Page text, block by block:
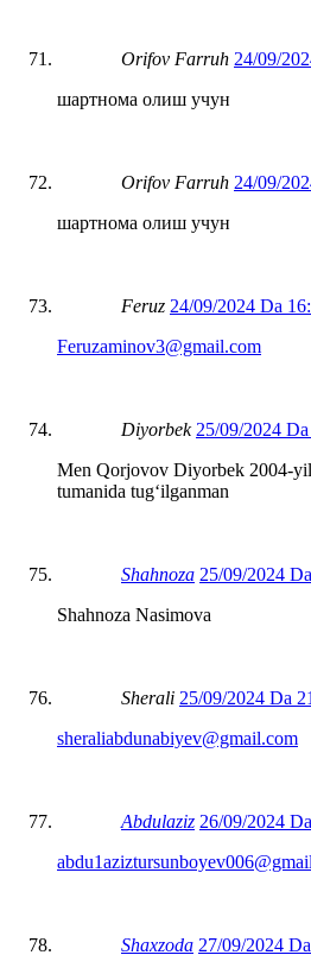
Orifov Farruh 24/09/
шартнома олиш учун
Orifov Farruh 24/09/
шартнома олиш учун
Feruz 24/09/2024 Da
Feruzaminov3@gmail.com
Diyorbek 25/09/2024
Men Qorjovov Diyorbek 2004-
tumanida tugʻilganman
Shahnoza 25/09/2024
Shahnoza Nasimova
Sherali 25/09/2024 Da
sheraliabdunabiyev@gmail.com
Abdulaziz 26/09/2024
Shaxzoda 27/09/2024